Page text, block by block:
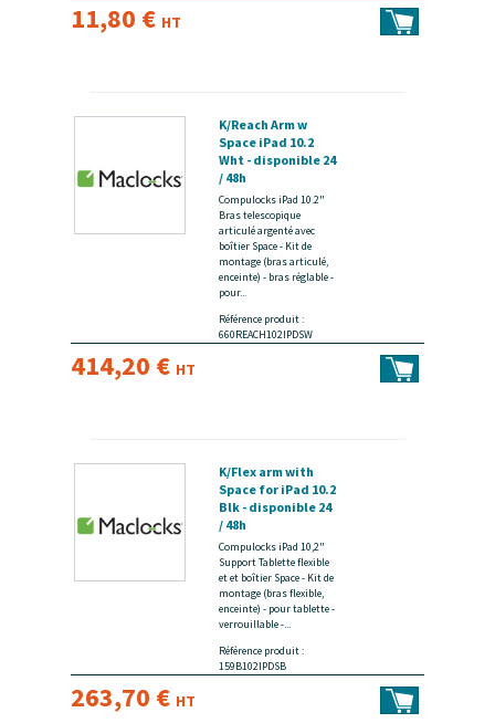
11,80 € HT
K/Reach Arm w
Space iPad 10.2
Wht - disponible 24
/ 48h
Compulocks iPad 10.2"
Bras telescopique
articulé argenté avec
boîtier Space - Kit de
montage (bras articulé,
enceinte) - bras réglable -
pour...
Référence produit :
660REACH102IPDSW
414,20 € HT
K/Flex arm with
Space for iPad 10.2
Blk - disponible 24
/ 48h
Compulocks iPad 10,2"
Support Tablette flexible
et et boîtier Space - Kit de
montage (bras flexible,
enceinte) - pour tablette -
verrouillable -...
Référence produit :
159B102IPDSB
263,70 € HT